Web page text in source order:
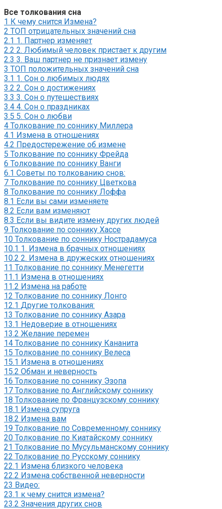
Все толкования сна
1 К чему снится Измена?
2 ТОП отрицательных значений сна
2.1 1. Партнер изменяет
2.2 2. Любимый человек пристает к другим
2.3 3. Ваш партнер не признает измену
3 ТОП положительных значений сна
3.1 1. Сон о любимых людях
3.2 2. Сон о достижениях
3.3 3. Сон о путешествиях
3.4 4. Сон о праздниках
3.5 5. Сон о любви
4 Толкование по соннику Миллера
4.1 Измена в отношениях
4.2 Предостережение об измене
5 Толкование по соннику Фрейда
6 Толкование по соннику Ванги
6.1 Советы по толкованию снов:
7 Толкование по соннику Цветкова
8 Толкование по соннику Лоффа
8.1 Если вы сами изменяете
8.2 Если вам изменяют
8.3 Если вы видите измену других людей
9 Толкование по соннику Хассе
10 Толкование по соннику Нострадамуса
10.1 1. Измена в брачных отношениях
10.2 2. Измена в дружеских отношениях
11 Толкование по соннику Менегетти
11.1 Измена в отношениях
11.2 Измена на работе
12 Толкование по соннику Лонго
12.1 Другие толкования:
13 Толкование по соннику Азара
13.1 Недоверие в отношениях
13.2 Желание перемен
14 Толкование по соннику Кананита
15 Толкование по соннику Велеса
15.1 Измена в отношениях
15.2 Обман и неверность
16 Толкование по соннику Эзопа
17 Толкование по Английскому соннику
18 Толкование по Французскому соннику
18.1 Измена супруга
18.2 Измена вам
19 Толкование по Современному соннику
20 Толкование по Киатайскому соннику
21 Толкование по Мусульманскому соннику
22 Толкование по Русскому соннику
22.1 Измена близкого человека
22.2 Измена собственной неверности
23 Видео:
23.1 к чему снится измена?
23.2 Значения других снов